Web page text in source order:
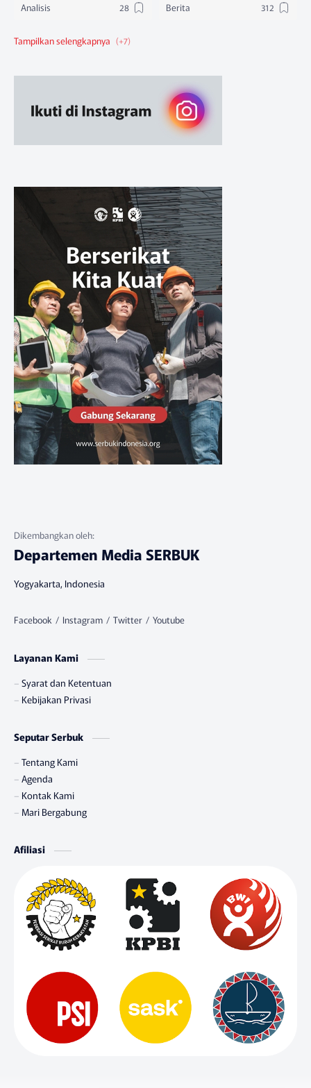
Analisis Berita
Berita Federasi
Ruang Belajar Sikap
Departemen Media SERBUK
Yogyakarta, Indonesia
Layanan Kami
Syarat dan Ketentuan
Kebijakan Privasi
Seputar Serbuk
Tentang Kami
Agenda
Kontak Kami
Mari Bergabung
Afiliasi